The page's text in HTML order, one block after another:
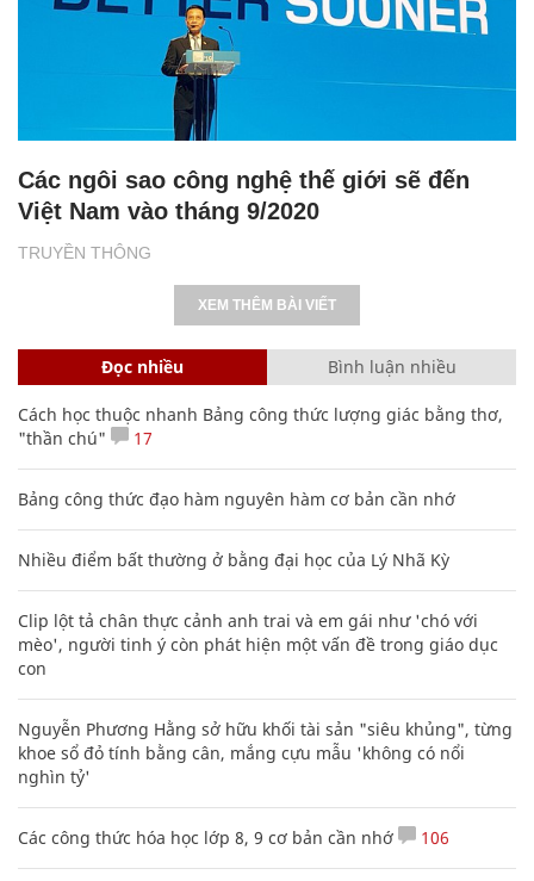
TRUYỀN THÔNG
Các ngôi sao công nghệ thế giới sẽ đến
Việt Nam vào tháng 9/2020
XEM THÊM BÀI VIẾT
Đọc nhiều Bình luận nhiều
Cách học thuộc nhanh Bảng công thức lượng giác bằng thơ,
"thần chú"
17
Bảng công thức đạo hàm nguyên hàm cơ bản cần nhớ
Nhiều điểm bất thường ở bằng đại học của Lý Nhã Kỳ
Clip lột tả chân thực cảnh anh trai và em gái như 'chó với
mèo', người tinh ý còn phát hiện một vấn đề trong giáo dục
con
Nguyễn Phương Hằng sở hữu khối tài sản "siêu khủng", từng
khoe sổ đỏ tính bằng cân, mắng cựu mẫu 'không có nổi
nghìn tỷ'
Các công thức hóa học lớp 8, 9 cơ bản cần nhớ 106